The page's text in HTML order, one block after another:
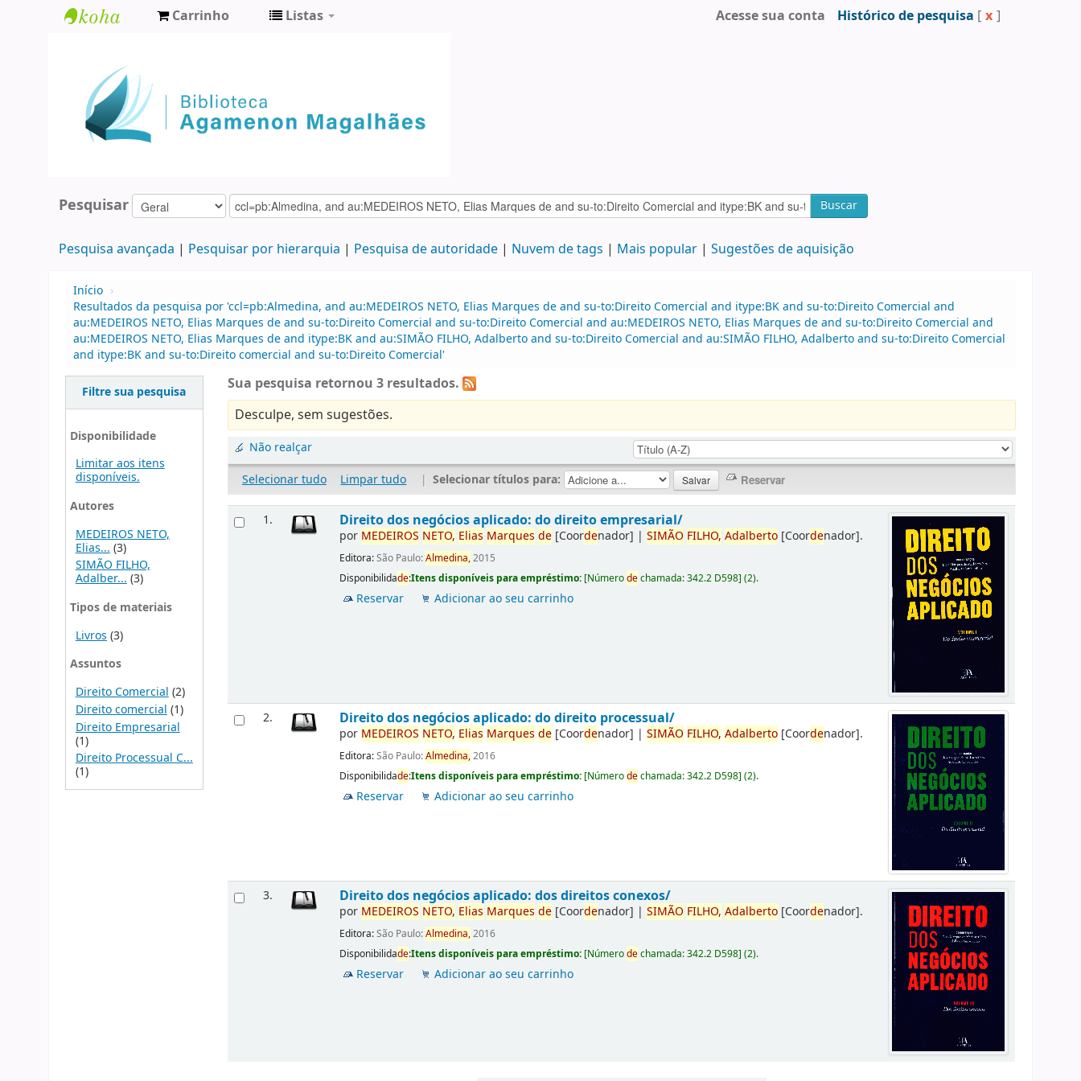
Agamenon
Magalhães
Carrinho Listas Acesse sua conta Histórico de pesquisa [ x ]
Pesquisar Buscar
Pesquisa avançada Pesquisar por hierarquia Pesquisa de autoridade Nuvem de tags Mais popular Sugestões de aquisição
Início ›
Resultados da pesquisa por 'ccl=pb:Almedina, and au:MEDEIROS NETO, Elias Marques de and su-to:Direito Comercial and itype:BK and su-to:Direito Comercial and
au:MEDEIROS NETO, Elias Marques de and su-to:Direito Comercial and su-to:Direito Comercial and au:MEDEIROS NETO, Elias Marques de and su-to:Direito Comercial and
au:MEDEIROS NETO, Elias Marques de and itype:BK and au:SIMÃO FILHO, Adalberto and su-to:Direito Comercial and au:SIMÃO FILHO, Adalberto and su-to:Direito Comercial
and itype:BK and su-to:Direito comercial and su-to:Direito Comercial'
Filtre sua pesquisa
Disponibilidade
Limitar aos itens
disponíveis.
Autores
MEDEIROS NETO,
Elias... (3)
SIMÃO FILHO,
Adalber...(3)
Tipos de materiais
Livros (3)
Assuntos
Direito Comercial (2)
Direito comercial (1)
Direito Empresarial
(1)
Direito Processual C...
(1)
Sua pesquisa retornou 3 resultados.
Desculpe, sem sugestões.
Não realçar
Selecionar tudo
Limpar tudo | Selecionar títulos para:
1. Direito dos negócios aplicado: do direito empresarial/
por MEDEIROS NETO, Elias Marques de [Coordenador] |SIMÃO FILHO, Adalberto [Coordenador].
Editora:São Paulo:Almedina,2015
Disponibilidade:Itens disponíveis para empréstimo: [Númerodechamada:342.2 D598](2).
Reservar Adicionar ao seu carrinho
2. Direito dos negócios aplicado: do direito processual/
por MEDEIROS NETO, Elias Marques de [Coordenador] |SIMÃO FILHO, Adalberto [Coordenador].
Editora:São Paulo:Almedina,2016
Disponibilidade:Itens disponíveis para empréstimo: [Númerodechamada:342.2 D598](2).
Reservar Adicionar ao seu carrinho
3. Direito dos negócios aplicado: dos direitos conexos/
por MEDEIROS NETO, Elias Marques de [Coordenador] |SIMÃO FILHO, Adalberto [Coordenador].
Editora:São Paulo:Almedina,2016
Disponibilidade:Itens disponíveis para empréstimo: [Númerodechamada:342.2 D598](2).
Reservar Adicionar ao seu carrinho